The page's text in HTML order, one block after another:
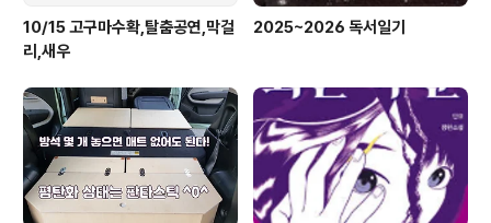
10/15 고구마수확,탈춤공연,막걸
리,새우
2025~2026 독서일기